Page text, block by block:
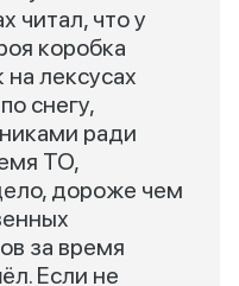
читал, что у
коробка
лексусах
снегу,
ради
ТО,
дороже чем
за время
Если не